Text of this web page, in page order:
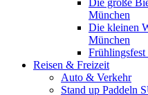
Die große
München
Die kleinen
München
Reisen & Freizeit
Auto & Verkehr
Stand up Paddeln